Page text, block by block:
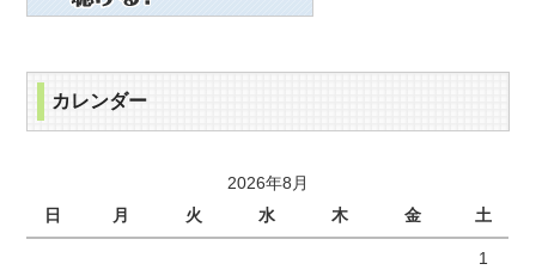
カレンダー
2026年8月
日
月 火 水 木 金 土
1